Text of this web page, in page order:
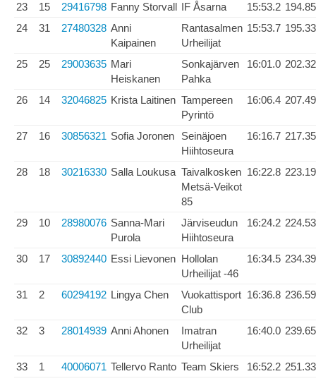
23 15 29416798 Fanny Storvall IF Åsarna 15:53.2 194.85
24
31 27480328 Anni
Kaipainen
Rantasalmen
Urheilijat
15:53.7 195.33
25 25 29003635 Mari
Heiskanen
Sonkajärven
Pahka
16:01.0 202.32
26 14 32046825 Krista Laitinen Tampereen
Pyrintö
16:06.4 207.49
27 16 30856321 Sofia Joronen
Seinäjoen
Hiihtoseura
16:16.7 217.35
28 18 30216330 Salla Loukusa Taivalkosken
Metsä-Veikot
85
16:22.8 223.19
29 10 28980076 Sanna-Mari
Purola
Järviseudun
Hiihtoseura
16:24.2 224.53
30 17 30892440 Essi Lievonen Hollolan
Urheilijat -46
16:34.5 234.39
31 2 60294192 Lingya Chen
Vuokattisport
Club
16:36.8 236.59
32 3 28014939 Anni Ahonen
Imatran
Urheilijat
16:40.0 239.65
33 1 40006071 Tellervo Ranto Team Skiers 16:52.2 251.33